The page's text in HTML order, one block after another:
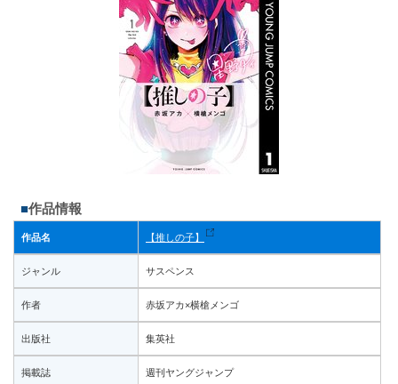
作品情報
作品名 【推しの子】
ジャンル サスペンス
作者 赤坂アカ×横槍メンゴ
出版社 集英社
掲載誌 週刊ヤングジャンプ